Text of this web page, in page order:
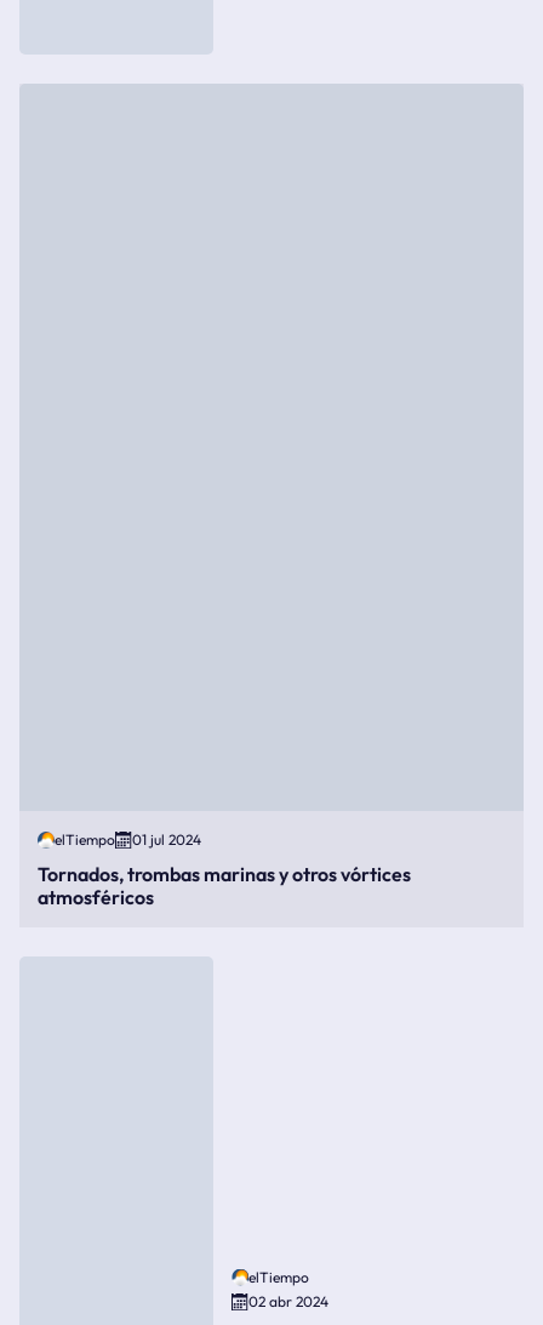
elTiempo 01 jul 2024
Tornados, trombas marinas y otros vórtices
atmosféricos
elTiempo
02 abr 2024